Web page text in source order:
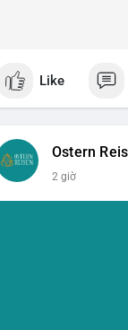
Like
Ostern
2 giờ